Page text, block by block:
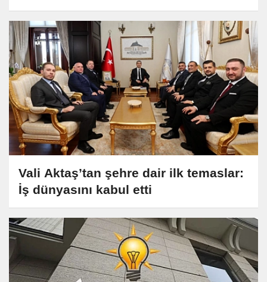
Vali Aktaş’tan şehre dair ilk temaslar:
İş dünyasını kabul etti